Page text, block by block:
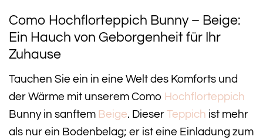
Como Hochflorteppich Bunny – Beige:
Ein Hauch von Geborgenheit für Ihr
Zuhause
Tauchen Sie ein in eine Welt des Komforts und
der Wärme mit unserem Como Hochflorteppich
Bunny in sanftem Beige. Dieser Teppich ist mehr
als nur ein Bodenbelag; er ist eine Einladung zum